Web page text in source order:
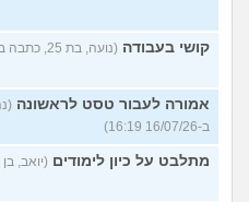
קושי בעבודה (נועה, בת 25, כתבה ב-16/07/26 16:28)
אמורה לעבור טסט לראשונה
ב-16/07/26 16:19)
מתלבט על כיון לימודים (יואב, בן 27, כתב ב-16/07/26 16:10)